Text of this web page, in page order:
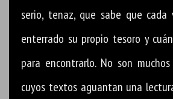
serio, tenaz, que sabe que
enterrado su propio tesoro y
para encontrarlo. No son
cuyos textos aguantan una